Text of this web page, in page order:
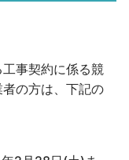
事契約に係る競
の方は、下記の